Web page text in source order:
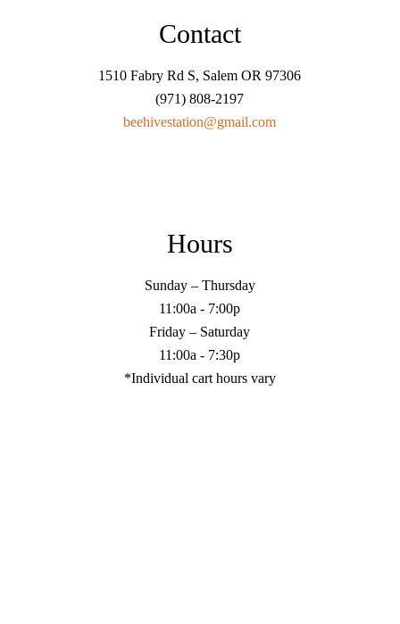
Contact
1510 Fabry Rd S, Salem OR 97306
(971) 808-2197
beehivestation@gmail.com
Hours
Sunday – Thursday
11:00a - 7:00p
Friday – Saturday
11:00a - 7:30p
*Individual cart hours vary